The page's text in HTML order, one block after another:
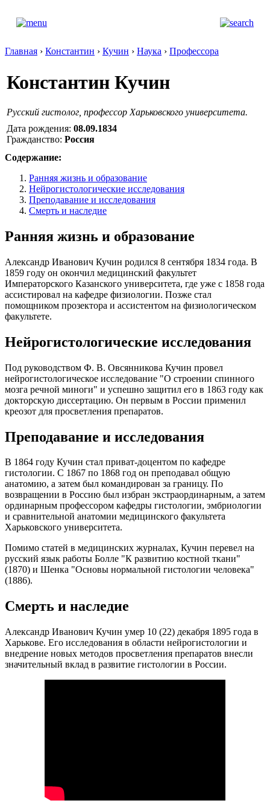
Главная › Константин › Кучин › Наука › Профессора
Константин Кучин
Русский гистолог, профессор Харьковского университета.
Дата рождения: 08.09.1834
Гражданство: Россия
Содержание:
Ранняя жизнь и образование
Нейрогистологические исследования
Преподавание и исследования
Смерть и наследие
Ранняя жизнь и образование
Александр Иванович Кучин родился 8 сентября 1834 года. В
1859 году он окончил медицинский факультет
Императорского Казанского университета, где уже с 1858 года
ассистировал на кафедре физиологии. Позже стал
помощником прозектора и ассистентом на физиологическом
факультете.
Нейрогистологические исследования
Под руководством Ф. В. Овсянникова Кучин провел
нейрогистологическое исследование "О строении спинного
мозга речной миноги" и успешно защитил его в 1863 году как
докторскую диссертацию. Он первым в России применил
креозот для просветления препаратов.
Преподавание и исследования
В 1864 году Кучин стал приват-доцентом по кафедре
гистологии. С 1867 по 1868 год он преподавал общую
анатомию, а затем был командирован за границу. По
возвращении в Россию был избран экстраординарным, а затем
ординарным профессором кафедры гистологии, эмбриологии
и сравнительной анатомии медицинского факультета
Харьковского университета.
Помимо статей в медицинских журналах, Кучин перевел на
русский язык работы Болле "К развитию костной ткани"
(1870) и Шенка "Основы нормальной гистологии человека"
(1886).
Смерть и наследие
Александр Иванович Кучин умер 10 (22) декабря 1895 года в
Харькове. Его исследования в области нейрогистологии и
внедрение новых методов просветления препаратов внесли
значительный вклад в развитие гистологии в России.